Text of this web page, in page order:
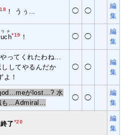
！ うぅ… ◯ ◯
編
集
ウチ
*19 ！ ◯ ◯
編
集
ってくれたわね…
ししてやるんだか
よ！
◯ ◯
編
集
がlost…? 水
も…Admiral…
◯ ◯
編
集
了*20
編
集